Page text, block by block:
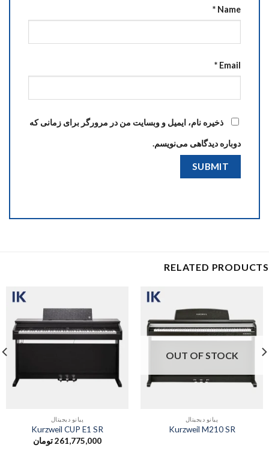
Name
*
Email
*
ذخیره نام، ایمیل و وبسایت من در مرورگر برای زمانی که
دوباره دیدگاهی می‌نویسم.
RELATED PRODUCTS
OUT OF STOCK
پیانو دیجیتال
Kurzweil M210 SR
پیانو دیجیتال
Kurzweil CUP E1 SR
261,775,000تومان